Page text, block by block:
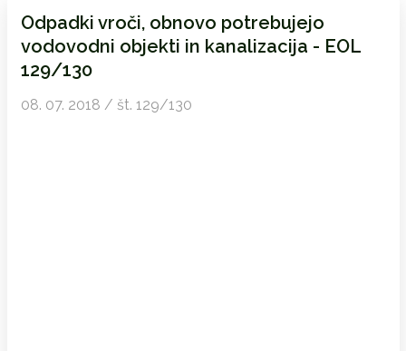
Odpadki vroči, obnovo potrebujejo
vodovodni objekti in kanalizacija - EOL
129/130
08. 07. 2018 / št. 129/130